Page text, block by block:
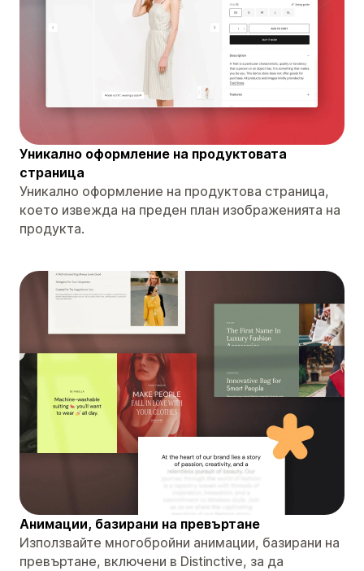
Уникално оформление на продуктовата
страница
Уникално оформление на продуктова страница,
което извежда на преден план изображенията на
продукта.
Анимации, базирани на превъртане
Използвайте многобройни анимации, базирани на
превъртане, включени в Distinctive, за да